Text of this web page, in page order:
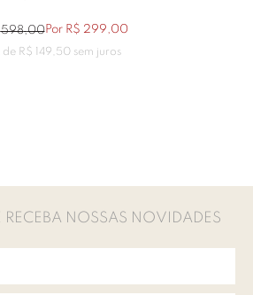
598,00Por R$ 299,00
de R$ 149 50sem juros
RECEBA NOSSAS NOVIDADES